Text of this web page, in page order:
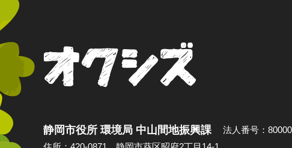
静岡市役所 環境局 中山間地振興課
法人番号：